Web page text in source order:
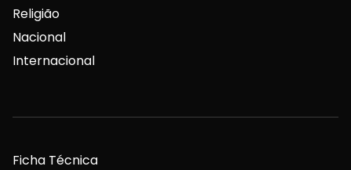
Religião
Nacional
Internacional
Ficha Técnica